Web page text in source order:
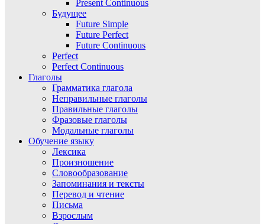
Present Continuous
Будущее
Future Simple
Future Perfect
Future Continuous
Perfect
Perfect Continuous
Глаголы
Грамматика глагола
Неправильные глаголы
Правильные глаголы
Фразовые глаголы
Модальные глаголы
Обучение языку
Лексика
Произношение
Словообразование
Запоминания и тексты
Перевод и чтение
Письма
Взрослым